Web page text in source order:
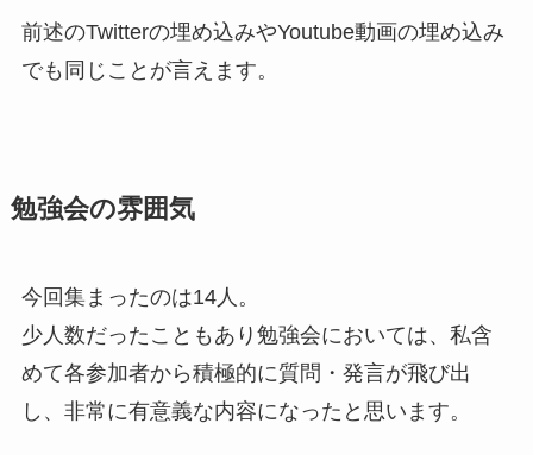
前述のTwitterの埋め込みやYoutube動画の埋め込み
でも同じことが言えます。
勉強会の雰囲気
今回集まったのは14人。
少人数だったこともあり勉強会においては、私含
めて各参加者から積極的に質問・発言が飛び出
し、非常に有意義な内容になったと思います。